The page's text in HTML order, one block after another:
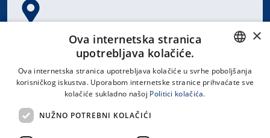
Spinčićeva 1, 21000 Split
CROATIAN
×
Ova internetska stranica
upotrebljava kolačiće.
Ova internetska stranica upotrebljava kolačiće u svrhe poboljšanja
korisničkog iskustva. Uporabom internetske stranice prihvaćate sve
kolačiće sukladno našoj Politici kolačića.
NUŽNO POTREBNI KOLAČIĆI